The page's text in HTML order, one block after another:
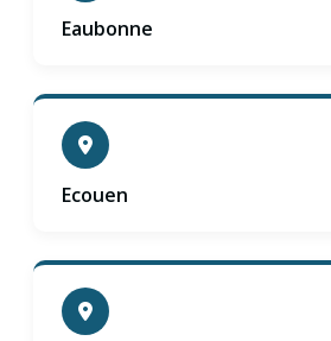
Eaubonne
Ecouen